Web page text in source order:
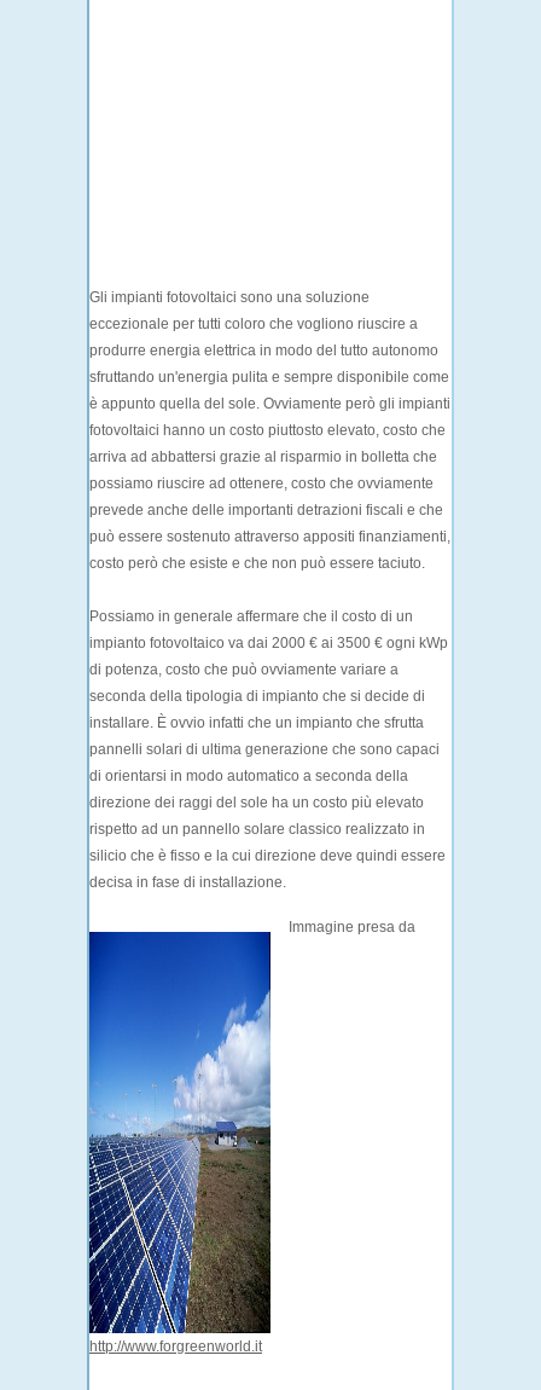
Gli impianti fotovoltaici sono una soluzione
eccezionale per tutti coloro che vogliono riuscire a
produrre energia elettrica in modo del tutto autonomo
sfruttando un'energia pulita e sempre disponibile come
è appunto quella del sole. Ovviamente però gli impianti
fotovoltaici hanno un costo piuttosto elevato, costo che
arriva ad abbattersi grazie al risparmio in bolletta che
possiamo riuscire ad ottenere, costo che ovviamente
prevede anche delle importanti detrazioni fiscali e che
può essere sostenuto attraverso appositi finanziamenti,
costo però che esiste e che non può essere taciuto.
Possiamo in generale affermare che il costo di un
impianto fotovoltaico va dai 2000 € ai 3500 € ogni kWp
di potenza, costo che può ovviamente variare a
seconda della tipologia di impianto che si decide di
installare. È ovvio infatti che un impianto che sfrutta
pannelli solari di ultima generazione che sono capaci
di orientarsi in modo automatico a seconda della
direzione dei raggi del sole ha un costo più elevato
rispetto ad un pannello solare classico realizzato in
silicio che è fisso e la cui direzione deve quindi essere
decisa in fase di installazione.
Immagine presa da
http://www.forgreenworld.it